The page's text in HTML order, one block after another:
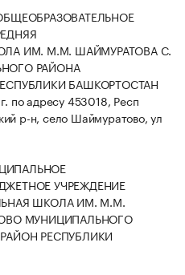
ИМ. М.М. ШАЙМУРАТОВА С.
РАЙОНА
БАШКОРТОСТАН
по адресу 453018, Респ
р-н, село Шаймуратово, ул
УЧРЕЖДЕНИЕ
ШКОЛА ИМ. М.М.
МУНИЦИПАЛЬНОГО
РЕСПУБЛИКИ